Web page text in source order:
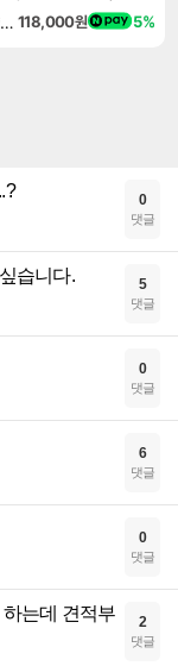
마블 투혼 파이팅 소울즈 얼티밋 에디션 예약구매 MARVEL Tokon Fighting Souls Ultimate Edition Pre-Purchase 118,000원 5%
0
댓글
습니다. 5
댓글
0
댓글
6
댓글
0
댓글
는데 견적부
2
댓글